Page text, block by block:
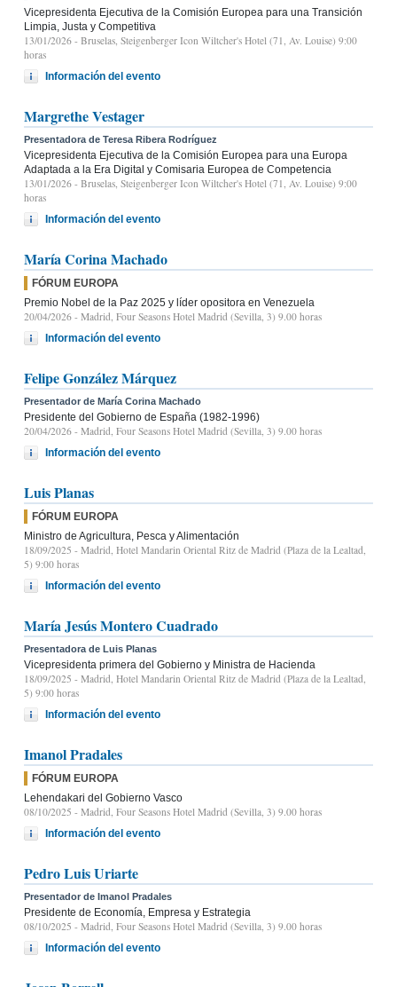
Vicepresidenta Ejecutiva de la Comisión Europea para una Transición
Limpia, Justa y Competitiva
13/01/2026 - Bruselas, Steigenberger Icon Wiltcher's Hotel (71, Av. Louise) 9:00
horas
Información del evento
Margrethe Vestager
Presentadora de Teresa Ribera Rodríguez
Vicepresidenta Ejecutiva de la Comisión Europea para una Europa
Adaptada a la Era Digital y Comisaria Europea de Competencia
13/01/2026 - Bruselas, Steigenberger Icon Wiltcher's Hotel (71, Av. Louise) 9:00
horas
Información del evento
María Corina Machado
FÓRUM EUROPA
Premio Nobel de la Paz 2025 y líder opositora en Venezuela
20/04/2026 - Madrid, Four Seasons Hotel Madrid (Sevilla, 3) 9.00 horas
Información del evento
Felipe González Márquez
Presentador de María Corina Machado
Presidente del Gobierno de España (1982-1996)
20/04/2026 - Madrid, Four Seasons Hotel Madrid (Sevilla, 3) 9.00 horas
Información del evento
Luis Planas
FÓRUM EUROPA
Ministro de Agricultura, Pesca y Alimentación
18/09/2025 - Madrid, Hotel Mandarin Oriental Ritz de Madrid (Plaza de la Lealtad,
5) 9:00 horas
Información del evento
María Jesús Montero Cuadrado
Presentadora de Luis Planas
Vicepresidenta primera del Gobierno y Ministra de Hacienda
18/09/2025 - Madrid, Hotel Mandarin Oriental Ritz de Madrid (Plaza de la Lealtad,
5) 9:00 horas
Información del evento
Imanol Pradales
FÓRUM EUROPA
Lehendakari del Gobierno Vasco
08/10/2025 - Madrid, Four Seasons Hotel Madrid (Sevilla, 3) 9.00 horas
Información del evento
Pedro Luis Uriarte
Presentador de Imanol Pradales
Presidente de Economía, Empresa y Estrategia
08/10/2025 - Madrid, Four Seasons Hotel Madrid (Sevilla, 3) 9.00 horas
Información del evento